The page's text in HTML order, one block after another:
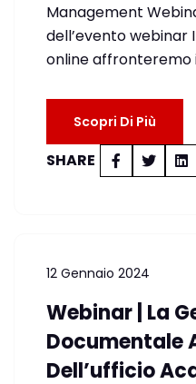
Management
dell’evento webinar
online affronteremo
Scopri Di Più
SHARE
12 Gennaio 2024
Webinar | La
Documentale
Dell’ufficio